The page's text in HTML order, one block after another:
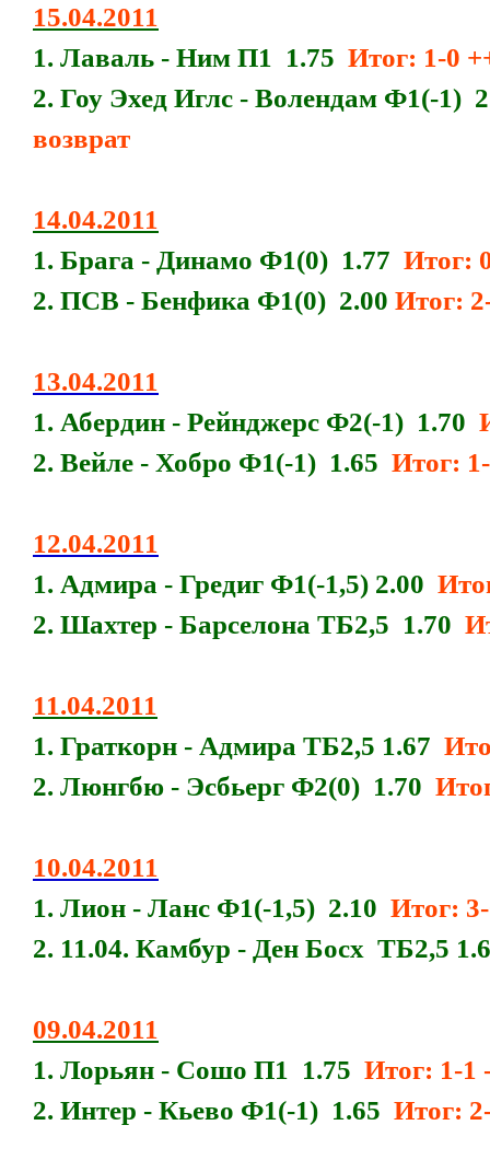
15.04.2011
1. Лаваль - Ним П1 1.75 Итог: 1-0
2. Гоу Эхед Иглс - Волендам Ф1(-1)
возврат
14.04.2011
1. Брага - Динамо Ф1(0) 1.77 Итог:
2. ПСВ - Бенфика Ф1(0) 2.00 Итог:
13.04.2011
1. Абердин - Рейнджерс Ф2(-1) 1.70
2. Вейле - Хобро Ф1(-1) 1.65 Итог:
12.04.2011
1. Адмира - Гредиг Ф1(-1,5) 2.00
2. Шахтер - Барселона ТБ2,5 1.70
11.04.2011
1. Граткорн - Адмира ТБ2,5 1.67
2. Люнгбю - Эсбьерг Ф2(0) 1.70
10.04.2011
1. Лион - Ланс Ф1(-1,5) 2.10 Итог:
2. 11.04. Камбур - Ден Босх ТБ2,5
09.04.2011
1. Лорьян - Сошо П1 1.75 Итог: 1-1
2. Интер - Кьево Ф1(-1) 1.65 Итог: